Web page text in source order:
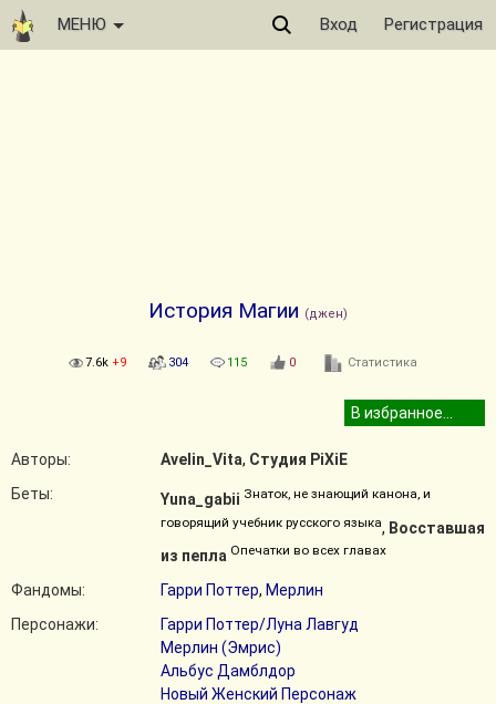
МЕНЮ Вход Регистрация
История Магии (джен)
7.6k +9 304 115 0 Статистика
Авторы: Avelin_Vita, Студия PiXiE
Беты:
Yuna_gabii Знаток, не знающий канона, и
говорящий учебник русского языка, Восставшая
из пепла Опечатки во всех главах
Фандомы: Гарри Поттер, Мерлин
Персонажи:
Гарри Поттер/Луна Лавгуд
Мерлин (Эмрис)
Альбус Дамблдор
Новый Женский Персонаж